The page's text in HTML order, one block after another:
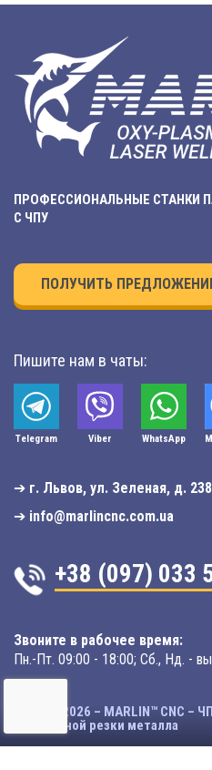
ПРОФЕССИОНАЛЬНЫЕ СТАНКИ
С ЧПУ
ПОЛУЧИТЬ
Пишите нам в чаты:
Telegram Viber WhatsApp
➔ г. Львов, ул. Зеленая, д. 238
➔ info@marlincnc.com.ua
+38 (097) 033
Звоните в рабочее время:
Пн.-Пт. 09:00 - 18:00; Сб., Нд. -
© 2003-2026 – MARLIN™ CNC –
плазменной резки металла